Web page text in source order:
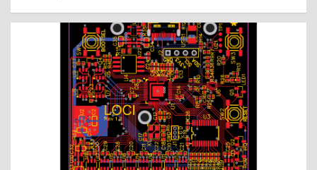
e
b
e
s
t
p
h
o